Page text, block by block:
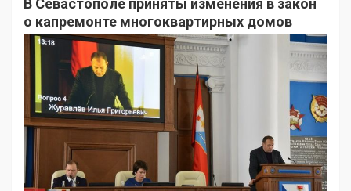
В Севастополе приняты изменения в закон
о капремонте многоквартирных домов